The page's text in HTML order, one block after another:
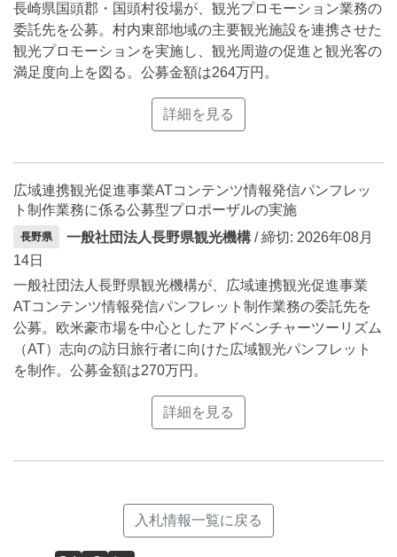
長崎県国頭郡・国頭村役場が、観光プロモーション業務の
委託先を公募。村内東部地域の主要観光施設を連携させた
観光プロモーションを実施し、観光周遊の促進と観光客の
満足度向上を図る。公募金額は264万円。
詳細を見る
広域連携観光促進事業ATコンテンツ情報発信パンフレッ
ト制作業務に係る公募型プロポーザルの実施
長野県 一般社団法人長野県観光機構 / 締切: 2026年08月
14日
一般社団法人長野県観光機構が、広域連携観光促進事業
ATコンテンツ情報発信パンフレット制作業務の委託先を
公募。欧米豪市場を中心としたアドベンチャーツーリズム
（AT）志向の訪日旅行者に向けた広域観光パンフレット
を制作。公募金額は270万円。
詳細を見る
入札情報一覧に戻る